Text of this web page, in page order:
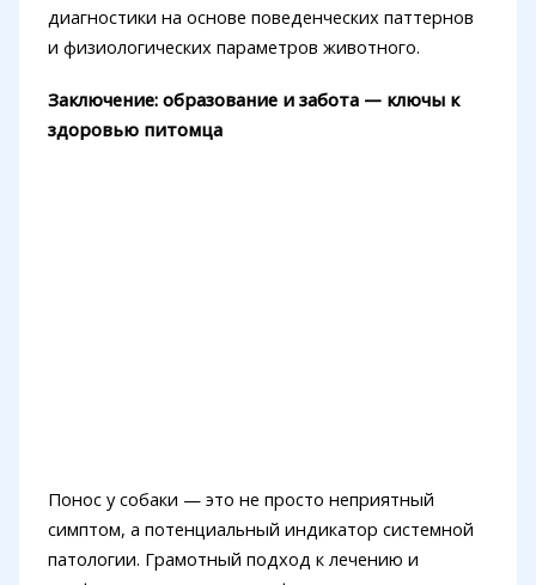
диагностики на основе поведенческих паттернов
и физиологических параметров животного.
Заключение: образование и забота — ключы к
здоровью питомца
Понос у собаки — это не просто неприятный
симптом, а потенциальный индикатор системной
патологии. Грамотный подход к лечению и